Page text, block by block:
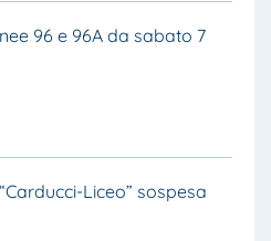
96 e 96A da sabato 7
Liceo” sospesa